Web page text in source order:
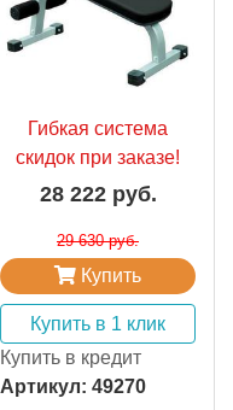
Гибкая система
скидок при заказе!
28 222 руб.
29 630 руб.
Купить
Купить в 1 клик
Купить в кредит
Артикул: 49270